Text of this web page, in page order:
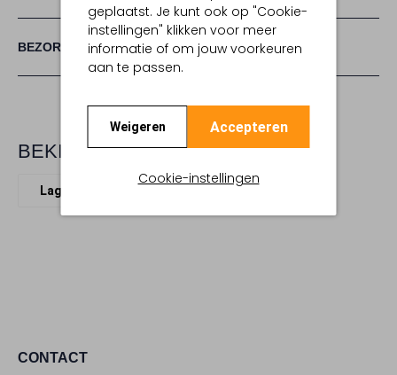
geplaatst. Je kunt ook op "Cookie-
instellingen" klikken voor meer
informatie of om jouw voorkeuren
aan te passen.
Weigeren Accepteren
Cookie-instellingen
BEZORGEN & RETOURNEREN
BEKIJK MEER
Lage sneakers
CONTACT